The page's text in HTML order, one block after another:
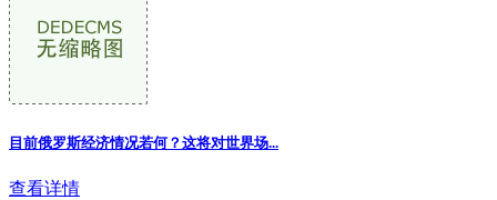
目前俄罗斯经济情况若何？这将对世界场...
查看详情